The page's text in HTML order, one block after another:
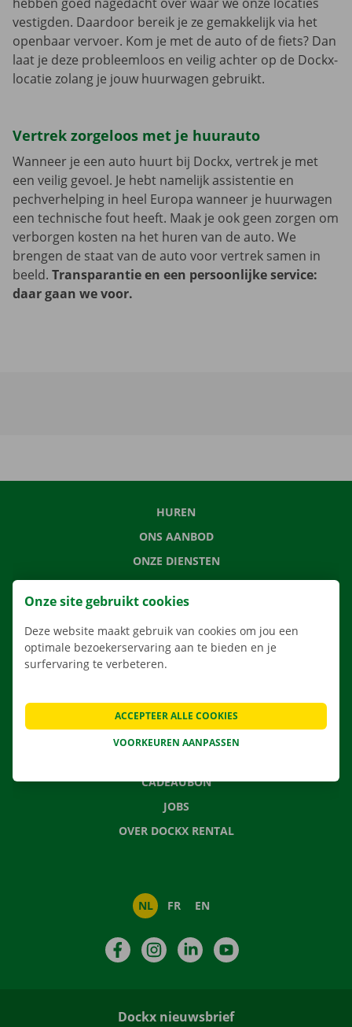
vestigden. Daardoor bereik je ze gemakkelijk via het
openbaar vervoer. Kom je met de auto of de fiets? Dan
laat je deze probleemloos en veilig achter op de Dockx-
locatie zolang je jouw huurwagen gebruikt.
Vertrek zorgeloos met je huurauto
Wanneer je een auto huurt bij Dockx, vertrek je met
een veilig gevoel. Je hebt namelijk assistentie en
pechverhelping in heel Europa wanneer je huurwagen
een technische fout heeft. Maak je ook geen zorgen om
verborgen kosten na het huren van de auto. We
brengen de staat van de auto voor vertrek samen in
beeld. Transparantie en een persoonlijke service:
daar gaan we voor.
HUREN
ONS AANBOD
ONZE DIENSTEN
LOCATIES
APP
VERHUISOPLOSSINGEN
CONTACTEER ONS
VEELGESTELDE VRAGEN
CADEAUBON
JOBS
OVER DOCKX RENTAL
NL FR EN
FacebookInstagramLinkedIn
Dockx nieuwsbrief
Onze site gebruikt cookies
Deze website maakt gebruik van cookies om jou een
optimale bezoekerservaring aan te bieden en je
surfervaring te verbeteren.
VOORKEUREN AANPASSEN
ACCEPTEER ALLE COOKIES